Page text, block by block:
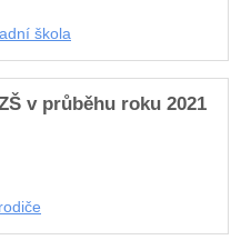
škola
v průběhu roku 2021